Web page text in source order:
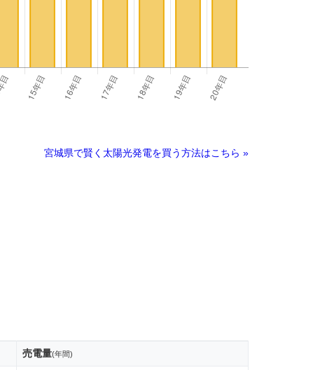
宮城県で賢く太陽光発電を買う方法はこちら »
売電量(年間)